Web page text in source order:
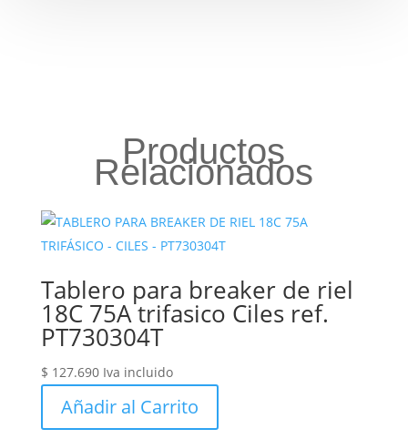
Productos
Relacionados
Tablero para breaker de riel
18C 75A trifasico Ciles ref.
PT730304T
$ 127.690 Iva incluido
Añadir al Carrito